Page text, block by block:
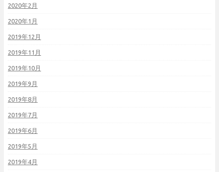
2020年2月
2020年1月
2019年12月
2019年11月
2019年10月
2019年9月
2019年8月
2019年7月
2019年6月
2019年5月
2019年4月